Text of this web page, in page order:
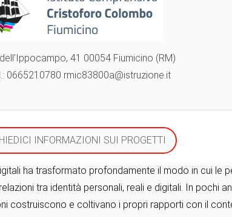
41 00054 Fiumicino (RM)
0665210780 rmic83800a@istruzione.it
INFORMAZIONI SUI PROGETTI
ha trasformato profondamente il modo in cui le
tra identità personali, reali e digitali. In pochi
costruiscono e coltivano i propri rapporti con il